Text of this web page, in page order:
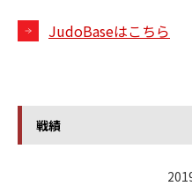
JudoBaseはこちら
戦績